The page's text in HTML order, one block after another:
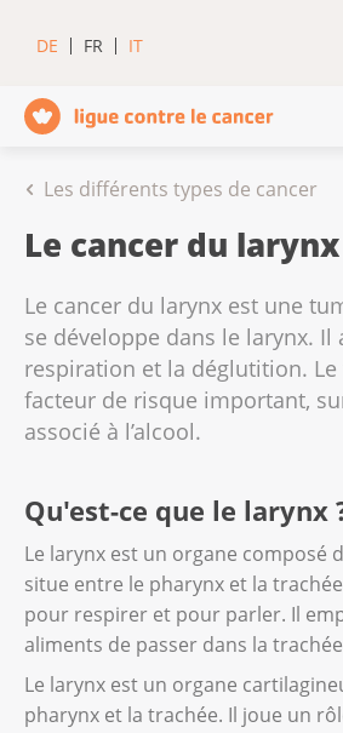
DE FR IT
Les différents types de cancer
Le cancer du larynx
Le cancer du larynx est une
se développe dans le larynx. Il
respiration et la déglutition.
facteur de risque important,
associé à l’alcool.
Qu'est-ce que le larynx
Le larynx est un organe composé
situe entre le pharynx et la
pour respirer et pour parler. Il
aliments de passer dans la
Le larynx est un organe
pharynx et la trachée. Il joue un